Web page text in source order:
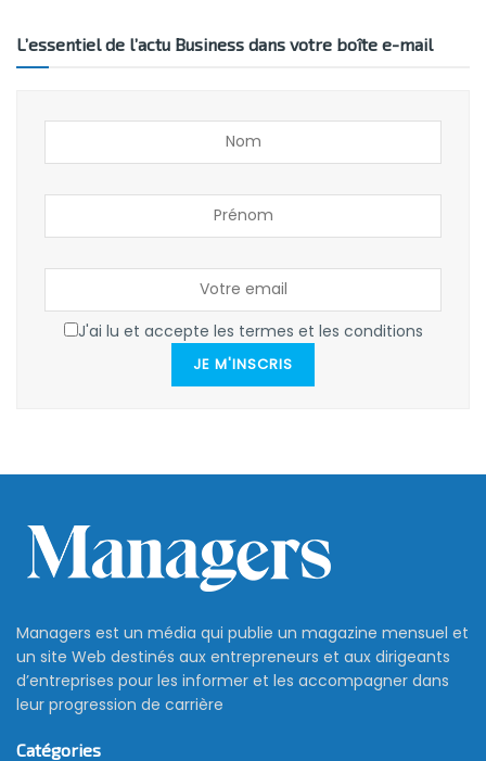
L’essentiel de l’actu Business dans votre boîte e-mail
J'ai lu et accepte les termes et les conditions
JE M'INSCRIS
Managers est un média qui publie un magazine mensuel et
un site Web destinés aux entrepreneurs et aux dirigeants
d’entreprises pour les informer et les accompagner dans
leur progression de carrière
Catégories